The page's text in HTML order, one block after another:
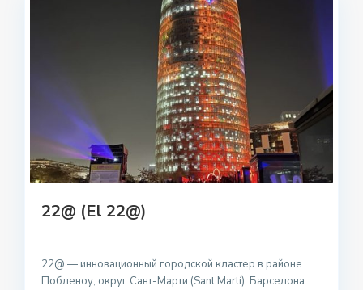
22@ (El 22@)
22@ — инновационный городской кластер в районе
Побленоу, округ Сант-Марти (Sant Martí), Барселона.